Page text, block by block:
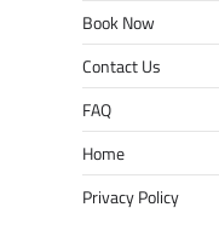
Book Now
Contact Us
FAQ
Home
Privacy Policy